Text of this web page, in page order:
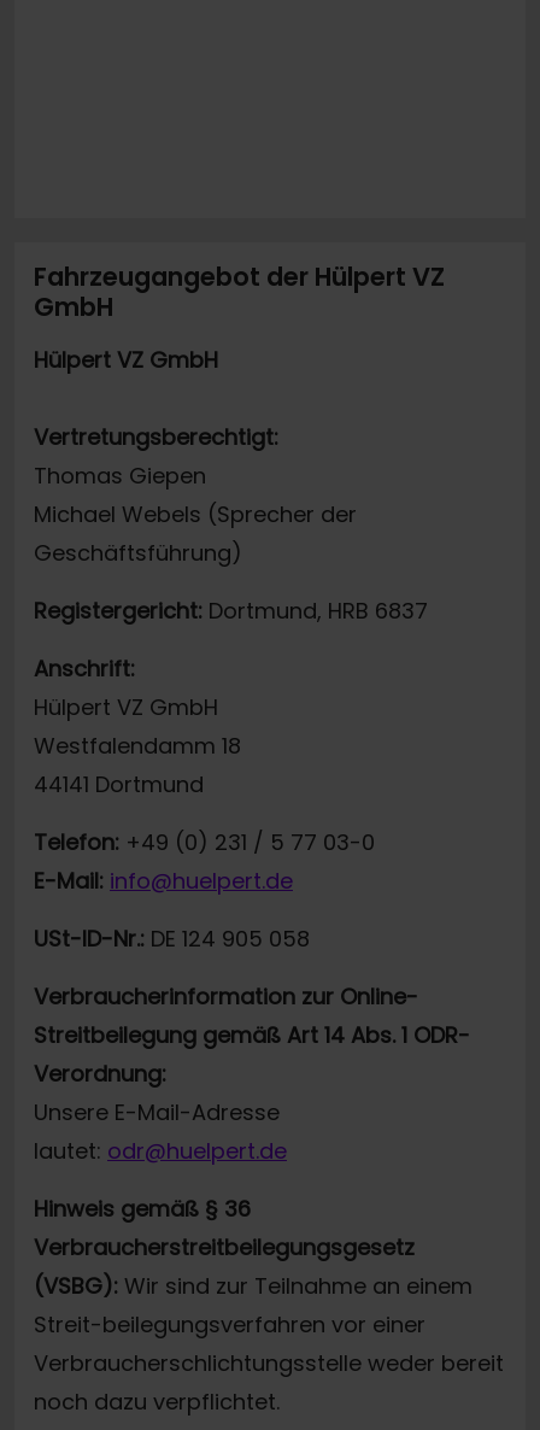
Fahrzeugangebot der Hülpert VZ
GmbH
Hülpert VZ GmbH
Vertretungsberechtigt:
Thomas Giepen
Michael Webels (Sprecher der
Geschäftsführung)
Registergericht: Dortmund, HRB 6837
Anschrift:
Hülpert VZ GmbH
Westfalendamm 18
44141 Dortmund
Telefon: +49 (0) 231 / 5 77 03-0
E-Mail: info@huelpert.de
USt-ID-Nr.: DE 124 905 058
Verbraucherinformation zur Online-
Streitbeilegung gemäß Art 14 Abs. 1 ODR-
Verordnung:
Unsere E-Mail-Adresse
lautet: odr@huelpert.de
Hinweis gemäß § 36
Verbraucherstreitbeilegungsgesetz
(VSBG): Wir sind zur Teilnahme an einem
Streit-beilegungsverfahren vor einer
Verbraucherschlichtungsstelle weder bereit
noch dazu verpflichtet.